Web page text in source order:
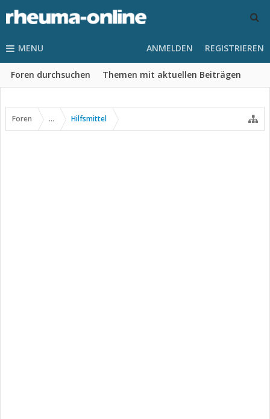
MENU
Foren durchsuchen Themen mit aktuellen Beiträgen
ANMELDEN REGISTRIEREN
Foren ... Hilfsmittel